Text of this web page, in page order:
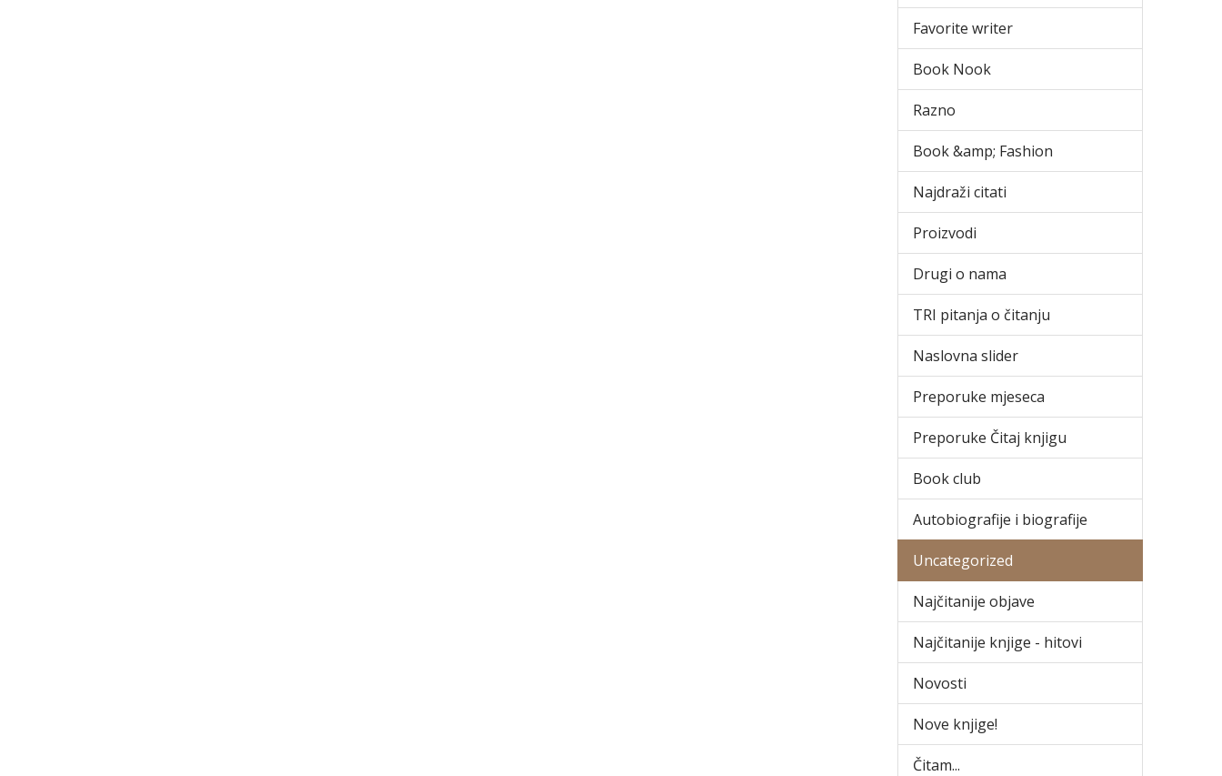
Favorite writer
Book Nook
Razno
Book &amp; Fashion
Najdraži citati
Proizvodi
Drugi o nama
TRI pitanja o čitanju
Naslovna slider
Preporuke mjeseca
Preporuke Čitaj knjigu
Book club
Autobiografije i biografije
Uncategorized
Najčitanije objave
Najčitanije knjige - hitovi
Novosti
Nove knjige!
Čitam...